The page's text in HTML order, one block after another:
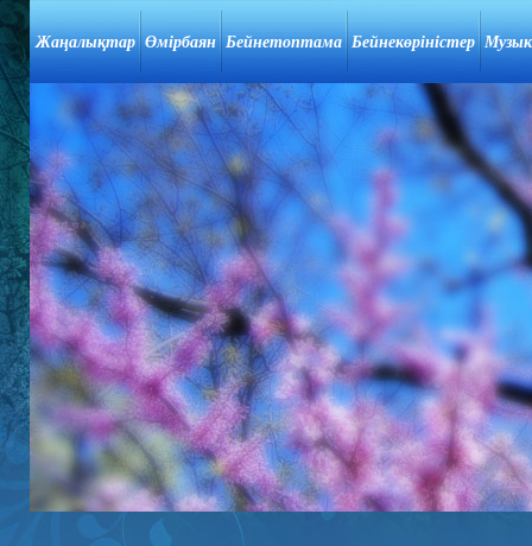
Жаңалықтар Өмірбаян Бейнетоптама Бейнекөріністер